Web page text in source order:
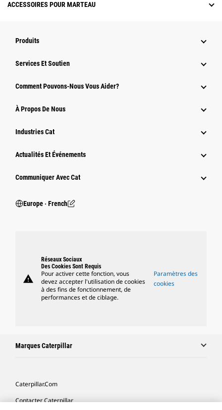
ACCESSOIRES POUR MARTEAU
Produits
Services Et Soutien
Comment Pouvons-Nous Vous Aider?
À Propos De Nous
Industries Cat
Actualités Et Événements
Communiquer Avec Cat
Europe ‧ French
warning
Réseaux Sociaux
Des Cookies Sont Requis
Pour activer cette fonction, vous
devez accepter l'utilisation de cookies
à des fins de fonctionnement, de
performances et de ciblage.
Paramètres des
cookies
Marques Caterpillar
Caterpillar.com
Contacter Caterpillar